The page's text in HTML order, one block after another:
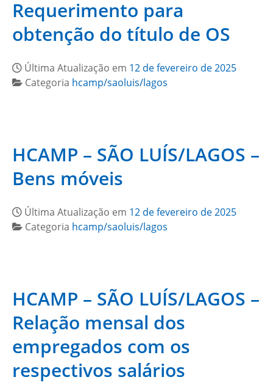
Requerimento para
obtenção do título de OS
Última Atualização em 12 de fevereiro de 2025
Categoria hcamp/saoluis/lagos
HCAMP – SÃO LUÍS/LAGOS –
Bens móveis
Última Atualização em 12 de fevereiro de 2025
Categoria hcamp/saoluis/lagos
HCAMP – SÃO LUÍS/LAGOS –
Relação mensal dos
empregados com os
respectivos salários